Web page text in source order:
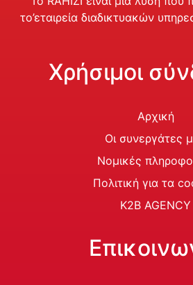
το’εταιρεία διαδικτυακών
Χρήσιμοι
Αρχική
Οι συνεργάτες
Νομικές
Πολιτική για τα
K2B AGENCY